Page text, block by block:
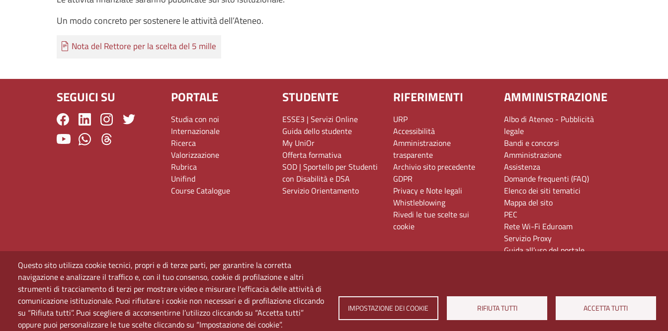
Un modo concreto per sostenere le attività dell’Ateneo.
Documento
Nota del Rettore per la scelta del 5 mille
Questo sito utilizza cookie tecnici, propri e di terze parti, per garantire la corretta
navigazione e analizzare il traffico e, con il tuo consenso, cookie di profilazione e altri
strumenti di tracciamento di terzi per mostrare video e misurare l'efficacia delle attività di
comunicazione istituzionale. Puoi rifiutare i cookie non necessari e di profilazione cliccando
su “Rifiuta tutti”. Puoi scegliere di acconsentirne l’utilizzo cliccando su “Accetta tutti”
oppure puoi personalizzare le tue scelte cliccando su “Impostazione dei cookie”.
IMPOSTAZIONE DEI COOKIE RIFIUTA TUTTI ACCETTA TUTTI
SEGUICI SU PORTALE
Studia con noi
Internazionale
Ricerca
Valorizzazione
Rubrica
Unifind
Course Catalogue
STUDENTE
ESSE3 | Servizi Online
Guida dello studente
My UniOr
Offerta formativa
SOD | Sportello per Studenti
con Disabilità e DSA
Servizio Orientamento
RIFERIMENTI
URP
Accessibilità
Amministrazione
trasparente
Archivio sito precedente
GDPR
Privacy e Note legali
Whistleblowing
Rivedi le tue scelte sui
cookie
AMMINISTRAZIONE
Albo di Ateneo - Pubblicità
legale
Bandi e concorsi
Amministrazione
Assistenza
Domande frequenti (FAQ)
Elenco dei siti tematici
Mappa del sito
PEC
Rete Wi-Fi Eduroam
Servizio Proxy
Guida all’uso del portale
Università di Napoli L'Orientale. Palazzo Du Mesnil - Via Chiatamone 61/62 - 80121 Napoli
Tel. +390816909000 | Partita IVA 00297640633 | PEC: ateneo@pec.unior.it